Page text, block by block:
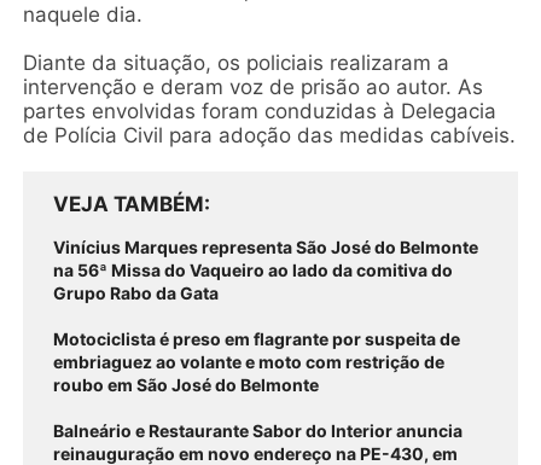
naquele dia.
Diante da situação, os policiais realizaram a
intervenção e deram voz de prisão ao autor. As
partes envolvidas foram conduzidas à Delegacia
de Polícia Civil para adoção das medidas cabíveis.
VEJA TAMBÉM
Vinícius Marques representa São José do Belmonte
na 56ª Missa do Vaqueiro ao lado da comitiva do
Grupo Rabo da Gata
Motociclista é preso em flagrante por suspeita de
embriaguez ao volante e moto com restrição de
roubo em São José do Belmonte
Balneário e Restaurante Sabor do Interior anuncia
reinauguração em novo endereço na PE-430, em